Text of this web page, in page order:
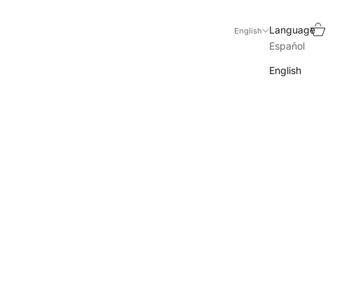
English
Language
Español
English
Search
Cart